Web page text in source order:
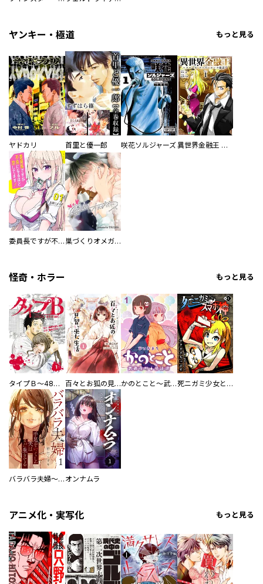
ヤンキー・極道 もっと見る
ヤドカリ 首里と優一郎 咲花ソルジャーズ 異世界金融王 ～クローネ・ゴルディオンの覇道～
委員長ですが不良になるほど恋してます！ 巣づくりオメガバース
怪奇・ホラー もっと見る
タイプＢ～48時間後、致死率100％～【単話】 百々とお狐の見習い巫女生活【単行本版】 かのとこと～武蔵花町怪話譚～ 【連載版】 死ニガミ少女とスマホ神
バラバラ夫婦～手足をなくした夫はまだ生きてる オンナムラ
アニメ化・実写化 もっと見る